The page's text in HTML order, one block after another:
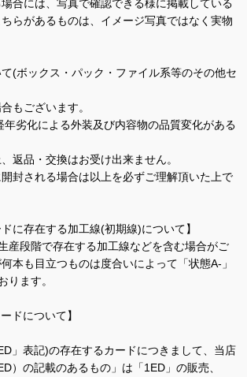
合には、写真で確認できる様に掲載している
らがあるものは、イメージ写真ではなく実物
て(ボックス・パック・ファイル系等のその他セ
もございます。
年劣化による外装及び内容物の品質変化がある
返品・交換はお受け出来ません。
封される場合は以上を必ずご理解頂いた上で
に存在する加工線(初期線)について】
産段階で存在する加工線などを含む場合がご
本も目立つものは度合いによって「状態A-」
ります。
ドについて】
」表記)の存在するカードにつきまして、当店
）の記載のあるもの」は「1ED」の販売、